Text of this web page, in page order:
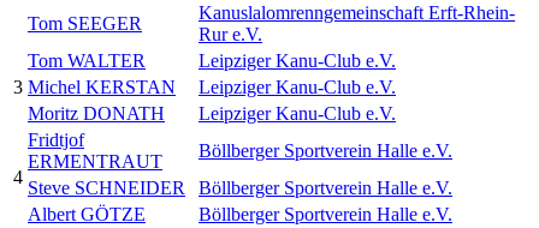
Tom SEEGER
Kanuslalomrenngemeinschaft Erft-Rhein-
Rur e.V.
3
Tom WALTER
Leipziger Kanu-Club e.V.
Michel KERSTAN
Leipziger Kanu-Club e.V.
Moritz DONATH
Leipziger Kanu-Club e.V.
4
Fridtjof
ERMENTRAUT
Böllberger Sportverein Halle e.V.
Steve SCHNEIDER
Böllberger Sportverein Halle e.V.
Albert GÖTZE
Böllberger Sportverein Halle e.V.